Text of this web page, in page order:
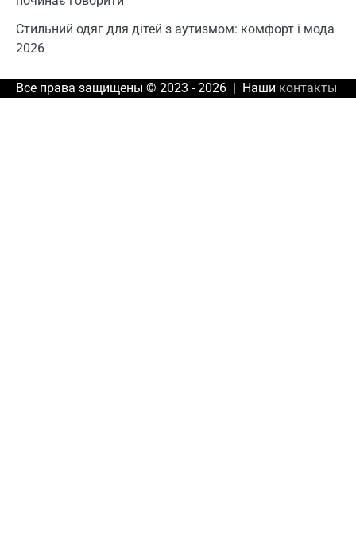
Стильний одяг для дітей з аутизмом: комфорт і мода
2026
Все права защищены © 2023 - 2026 | Наши контакты